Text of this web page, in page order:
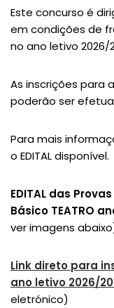
Este concurso é
em condições de
no ano letivo 2026/
As inscrições para
poderão ser
Para mais
o EDITAL disponível.
EDITAL das
Básico TEATRO
ver imagens
Link direto para
ano letivo 2026/
eletrónico)